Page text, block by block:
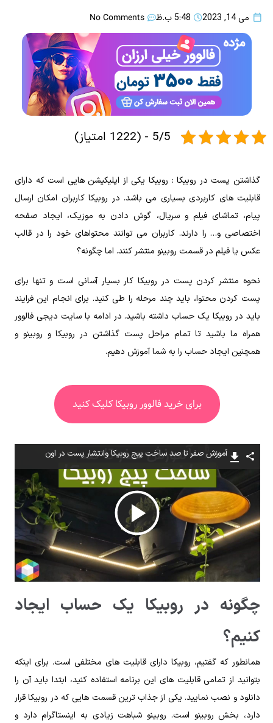
می 14, 2023 5:48 ب.ظ No Comments
5/5 - (1222 امتیاز)
گذاشتن پست در روبیکا : روبیکا یکی از اپلیکیشن هایی است که دارای
قابلیت های کاربردی بسیاری می باشد. در روبیکا کاربران امکان ارسال
پیام، تماشای فیلم و سریال، گوش دادن به موزیک، ایجاد صفحه
اختصاصی و… را دارند. کاربران می توانند محتواهای خود را در قالب
عکس یا فیلم در قسمت روبینو منتشر کنند. اما چگونه؟
نحوه منتشر کردن پست در روبیکا کار بسیار آسانی است و تنها برای
پست کردن محتوا، باید چند مرحله را طی کنید. برای انجام این فرایند
باید در روبیکا یک حساب داشته باشید. در ادامه با سایت دیجی فالوور
همراه ما باشید تا تمام مراحل پست گذاشتن در روبیکا و روبینو و
همچنین ایجاد حساب را به شما آموزش دهیم.
برای خرید فالوور روبیکا کلیک کنید
آموزش صفر تا صد ساخت پیج روبیکا وانتشار پست در اون
پخش
ویدیو
چگونه در روبیکا یک حساب ایجاد
کنیم؟
همانطور که گفتیم، روبیکا دارای قابلیت های مختلفی است. برای اینکه
بتوانید از تمامی قابلیت های این برنامه استفاده کنید، ابتدا باید آن را
دانلود و نصب نمایید. یکی از جذاب ترین قسمت هایی که در روبیکا قرار
دارد، بخش روبینو است. روبینو شباهت زیادی به اینستاگرام دارد و